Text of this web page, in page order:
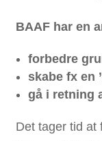
BAAF har en
forbedre
skabe fx en
gå i retning
Det tager tid at